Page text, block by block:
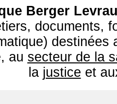
Berger
documents,
destinées
au secteur de la
la justice et